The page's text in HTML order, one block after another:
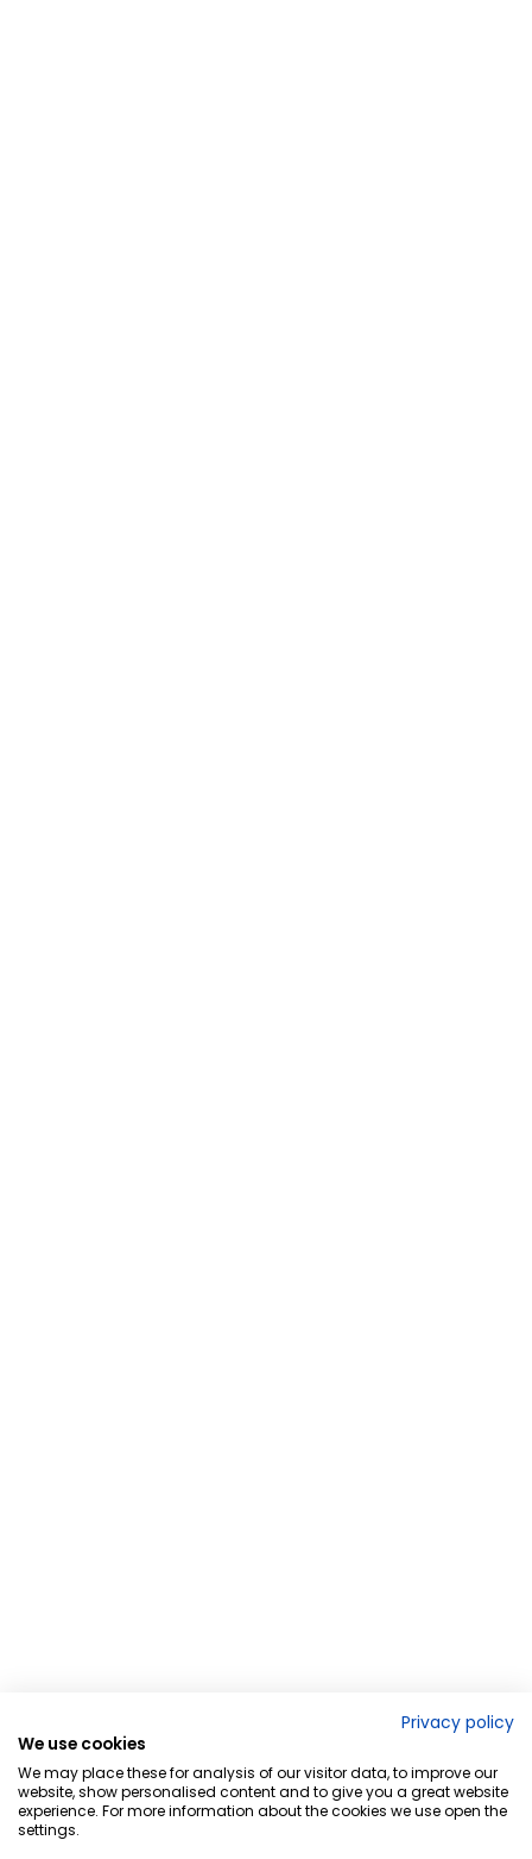
Privacy policy
We use cookies
We may place these for analysis of our visitor data, to improve our
website, show personalised content and to give you a great website
experience. For more information about the cookies we use open the
settings.